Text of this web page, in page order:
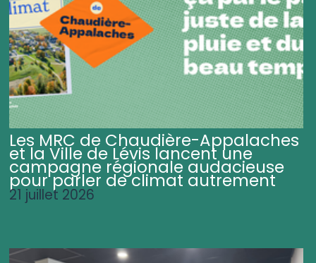
Les MRC de Chaudière-Appalaches
et la Ville de Lévis lancent une
campagne régionale audacieuse
pour parler de climat autrement
21 juillet 2026